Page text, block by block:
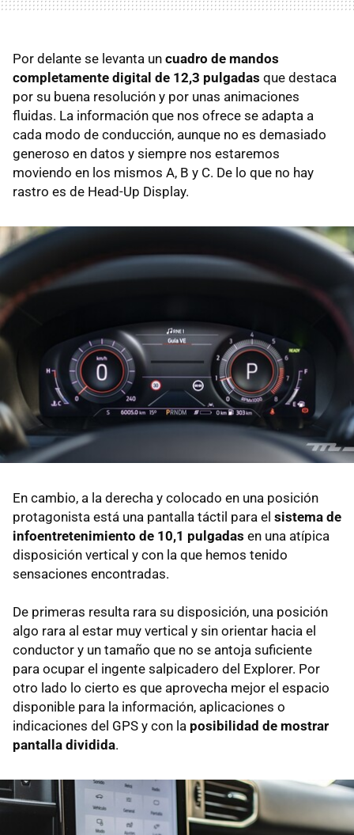
Por delante se levanta un cuadro de mandos
completamente digital de 12,3 pulgadas que destaca
por su buena resolución y por unas animaciones
fluidas. La información que nos ofrece se adapta a
cada modo de conducción, aunque no es demasiado
generoso en datos y siempre nos estaremos
moviendo en los mismos A, B y C. De lo que no hay
rastro es de Head-Up Display.
En cambio, a la derecha y colocado en una posición
protagonista está una pantalla táctil para el sistema de
infoentretenimiento de 10,1 pulgadas en una atípica
disposición vertical y con la que hemos tenido
sensaciones encontradas.
De primeras resulta rara su disposición, una posición
algo rara al estar muy vertical y sin orientar hacia el
conductor y un tamaño que no se antoja suficiente
para ocupar el ingente salpicadero del Explorer. Por
otro lado lo cierto es que aprovecha mejor el espacio
disponible para la información, aplicaciones o
indicaciones del GPS y con la posibilidad de mostrar
pantalla dividida.